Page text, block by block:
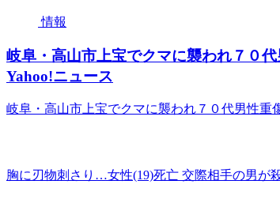
情報
岐阜・高山市上宝でクマに襲われ７０
Yahoo!ニュース
岐阜・高山市上宝でクマに襲われ７０代男性重
胸に刃物刺さり…女性(19)死亡 交際相手の男が